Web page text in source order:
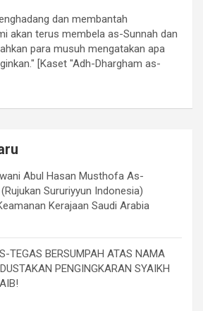
dan membantah
akan terus membela as-Sunnah dan
para musuh mengatakan apa
[Kaset "Adh-Dhargham as-
Abul Hasan Musthofa As-
Sururiyyun Indonesia)
Kerajaan Saudi Arabia
TEGAS BERSUMPAH ATAS NAMA
PENGINGKARAN SYAIKH